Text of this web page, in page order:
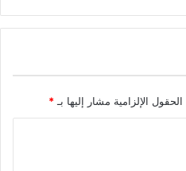
الحقول الإلزامية مشار إليها بـ*